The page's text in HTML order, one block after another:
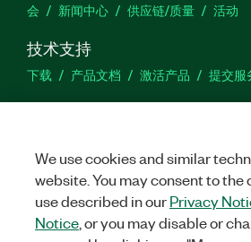
会
新闻中心 供应链/质量 活动
技术支持
下载 产品文档 激活产品 提交服
©NATIONAL INSTRUMENTS CORP. 恩艾 (
有.沪ICP备09002359号. 沪公网安备
We use cookies and similar
website. You may consent to the
use described in ourPrivacy
Notice, or you may disable or